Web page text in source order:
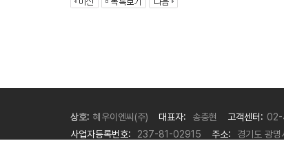
상호: 혜우이엔씨(주) 대표자: 송충현 고객센터: 02-
사업자등록번호:
237-81-02915 주소: 경기도 광